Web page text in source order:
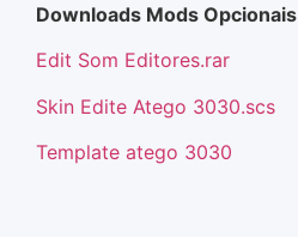
Downloads Mods Opcionais
Edit Som Editores.rar
Skin Edite Atego 3030.scs
Template atego 3030